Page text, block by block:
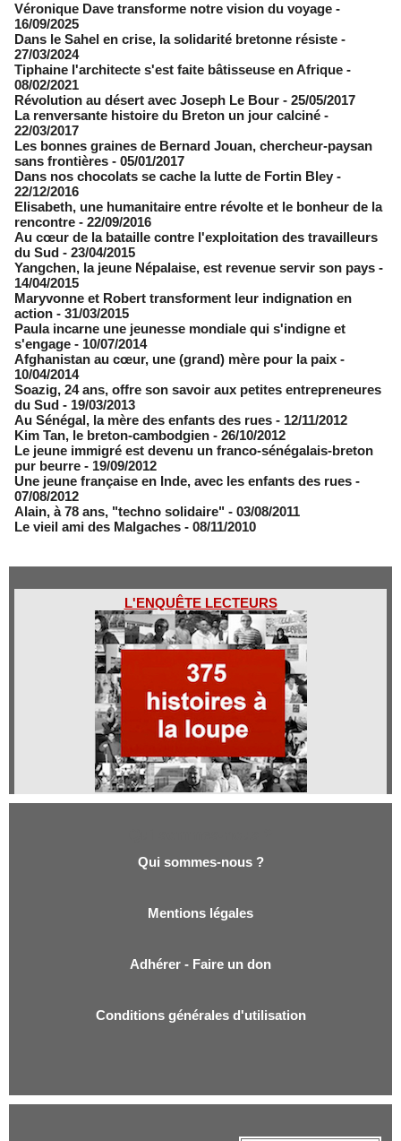
Véronique Dave transforme notre vision du voyage -
16/09/2025
Dans le Sahel en crise, la solidarité bretonne résiste -
27/03/2024
Tiphaine l'architecte s'est faite bâtisseuse en Afrique -
08/02/2021
Révolution au désert avec Joseph Le Bour - 25/05/2017
La renversante histoire du Breton un jour calciné -
22/03/2017
Les bonnes graines de Bernard Jouan, chercheur-paysan
sans frontières - 05/01/2017
Dans nos chocolats se cache la lutte de Fortin Bley -
22/12/2016
Elisabeth, une humanitaire entre révolte et le bonheur de la
rencontre - 22/09/2016
Au cœur de la bataille contre l'exploitation des travailleurs
du Sud - 23/04/2015
Yangchen, la jeune Népalaise, est revenue servir son pays -
14/04/2015
Maryvonne et Robert transforment leur indignation en
action - 31/03/2015
Paula incarne une jeunesse mondiale qui s'indigne et
s'engage - 10/07/2014
Afghanistan au cœur, une (grand) mère pour la paix -
10/04/2014
Soazig, 24 ans, offre son savoir aux petites entrepreneures
du Sud - 19/03/2013
Au Sénégal, la mère des enfants des rues - 12/11/2012
Kim Tan, le breton-cambodgien - 26/10/2012
Le jeune immigré est devenu un franco-sénégalais-breton
pur beurre - 19/09/2012
Une jeune française en Inde, avec les enfants des rues -
07/08/2012
Alain, à 78 ans, "techno solidaire" - 03/08/2011
Le vieil ami des Malgaches - 08/11/2010
L'ENQUÊTE LECTEURS
Qui sommes-nous ?
Mentions légales
Adhérer - Faire un don
Conditions générales d'utilisation